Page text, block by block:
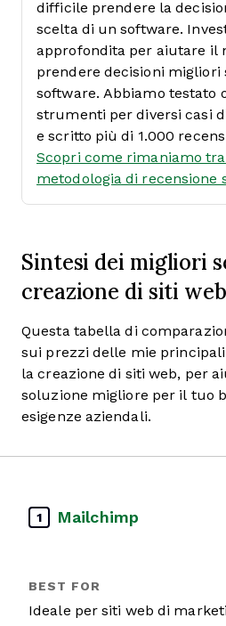
difficile prendere la
scelta di un software.
approfondita per aiutare il
prendere decisioni migliori
software. Abbiamo testato
strumenti per diversi casi
e scritto più di 1.000
Scopri come rimaniamo
metodologia di recensione
Sintesi dei migliori
creazione di siti web
Questa tabella di
sui prezzi delle mie
la creazione di siti web, per
soluzione migliore per il tuo
esigenze aziendali.
1 Mailchimp
Ideale per siti web di